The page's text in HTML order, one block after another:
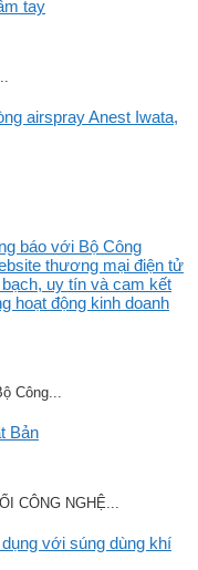
tay
airspray Anest Iwata,
báo với Bộ Công
thương mại điện tử
uy tín và cam kết
hoạt động kinh doanh
Công...
Bản
CÔNG NGHỆ...
với súng dùng khí